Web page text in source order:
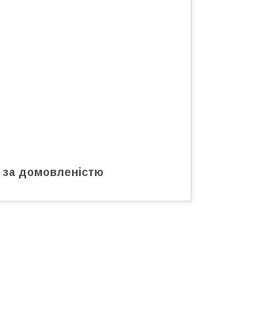
за домовленістю